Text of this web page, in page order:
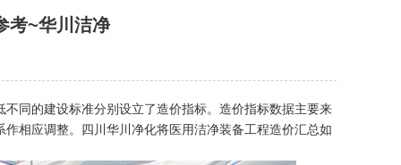
考~华川洁净
同的建设标准分别设立了造价指标。造价指标数据主要来
相应调整。四川华川净化将医用洁净装备工程造价汇总如